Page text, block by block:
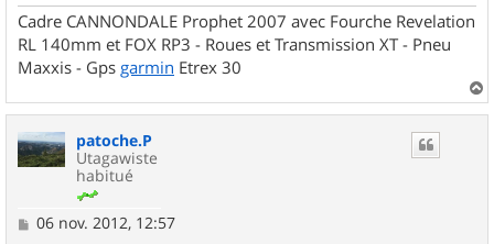
Cadre CANNONDALE Prophet 2007 avec Fourche Revelation
RL 140mm et FOX RP3 - Roues et Transmission XT - Pneu
Maxxis - Gps garmin Etrex 30
a
patoche.P
Utagawiste
habitué
M
06 nov. 2012, 12:57